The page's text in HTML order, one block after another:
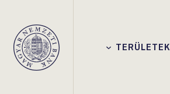
Magyar
Nemzeti
TERÜLETEK